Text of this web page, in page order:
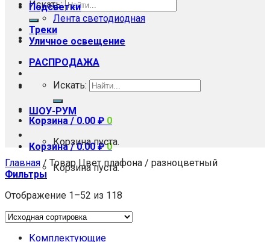
Искать:
РАСПРОДАЖА
ШОУ-РУМ
Корзина /0.00₽ 0
Корзина пуста.
Подсветки
Лента светодиодная
Треки
Уличное освещение
Искать:
Корзина / 0.00 ₽ 0
Корзина пуста.
Главная / Товар Цвет плафона / разноцветный
Фильтры
Отображение 1–52 из 118
Комплектующие